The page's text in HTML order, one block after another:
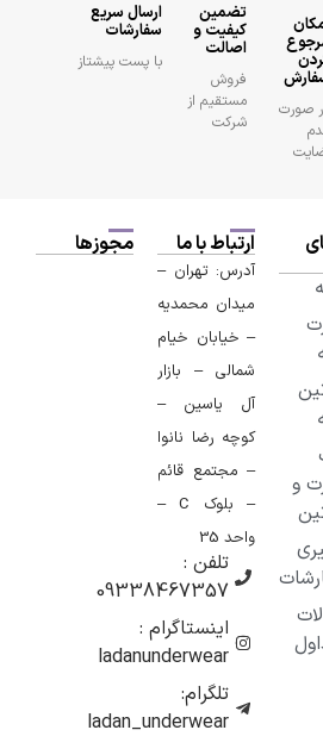
تضمین
کیفیت و
اصالت
فروش
مستقیم از
شرکت
ارسال سریع
سفارشات
با پست پیشتاز
ارتباط با ما
آدرس: تهران –
میدان محمدیه
– خیابان خیام
شمالی – بازار
آل یاسین –
کوچه رضا نانوا
– مجتمع قائم
– بلوک C –
تلفن :
09338467357
اینستاگرام :
ladanunderwear
تلگرام:
ladan_underwear
مجوزها